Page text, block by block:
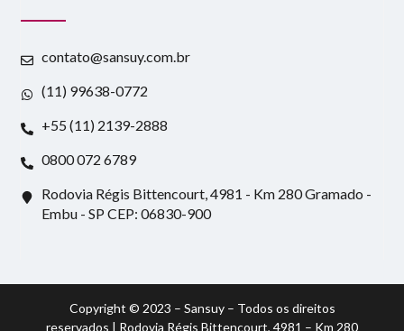
contato@sansuy.com.br
(11) 99638-0772
+55 (11) 2139-2888
0800 072 6789
Rodovia Régis Bittencourt, 4981 - Km 280 Gramado -
Embu - SP CEP: 06830-900
Copyright © 2023 – Sansuy – Todos os direitos
reservados | Rodovia Régis Bittencourt, 4981 – Km 280